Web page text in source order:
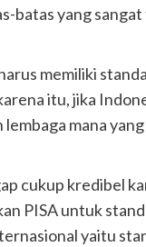
batas yang
memiliki
itu, jika
mana
cukup kredibel
PISA untuk
yaitu